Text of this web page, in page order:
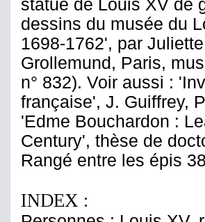
statue de Louis XV de
dessins du musée du
1698-1762', par
Grollemund, Paris,
n° 832). Voir aussi :
française', J. Guiffrey,
'Edme Bouchardon :
Century', thèse de
Rangé entre les épis
INDEX :